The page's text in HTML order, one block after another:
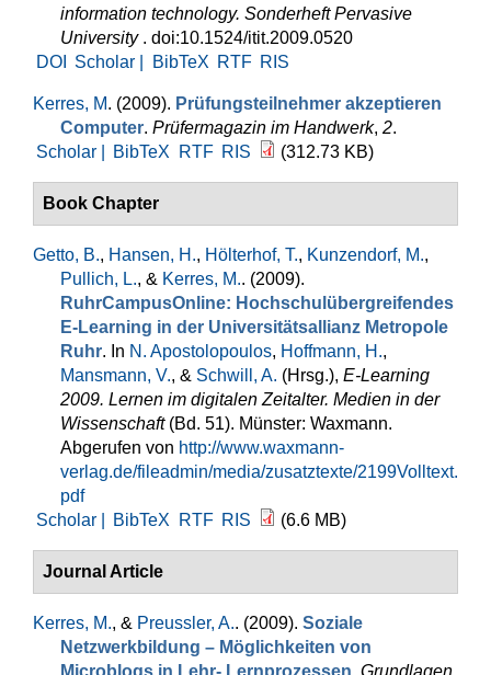
information technology. Sonderheft Pervasive
University . doi:10.1524/itit.2009.0520
DOI
Scholar | BibTeX RTF RIS
Kerres, M. (2009). Prüfungsteilnehmer akzeptieren
Computer. Prüfermagazin im Handwerk, 2.
Scholar |
BibTeX RTF RIS (312.73 KB)
Book Chapter
Getto, B., Hansen, H., Hölterhof, T., Kunzendorf, M.,
Pullich, L., & Kerres, M.. (2009).
RuhrCampusOnline: Hochschulübergreifendes
E-Learning in der Universitätsallianz Metropole
Ruhr. In N. Apostolopoulos, Hoffmann, H.,
Mansmann, V., & Schwill, A. (Hrsg.), E-Learning
2009. Lernen im digitalen Zeitalter. Medien in der
Wissenschaft(Bd. 51). Münster: Waxmann.
Abgerufen von http://www.waxmann-
verlag.de/fileadmin/media/zusatztexte/2199Volltext.
pdf
Scholar |
BibTeX RTF RIS (6.6 MB)
Journal Article
Kerres, M., & Preussler, A.. (2009). Soziale
Netzwerkbildung – Möglichkeiten von
Microblogs in Lehr- Lernprozessen Grundlagen